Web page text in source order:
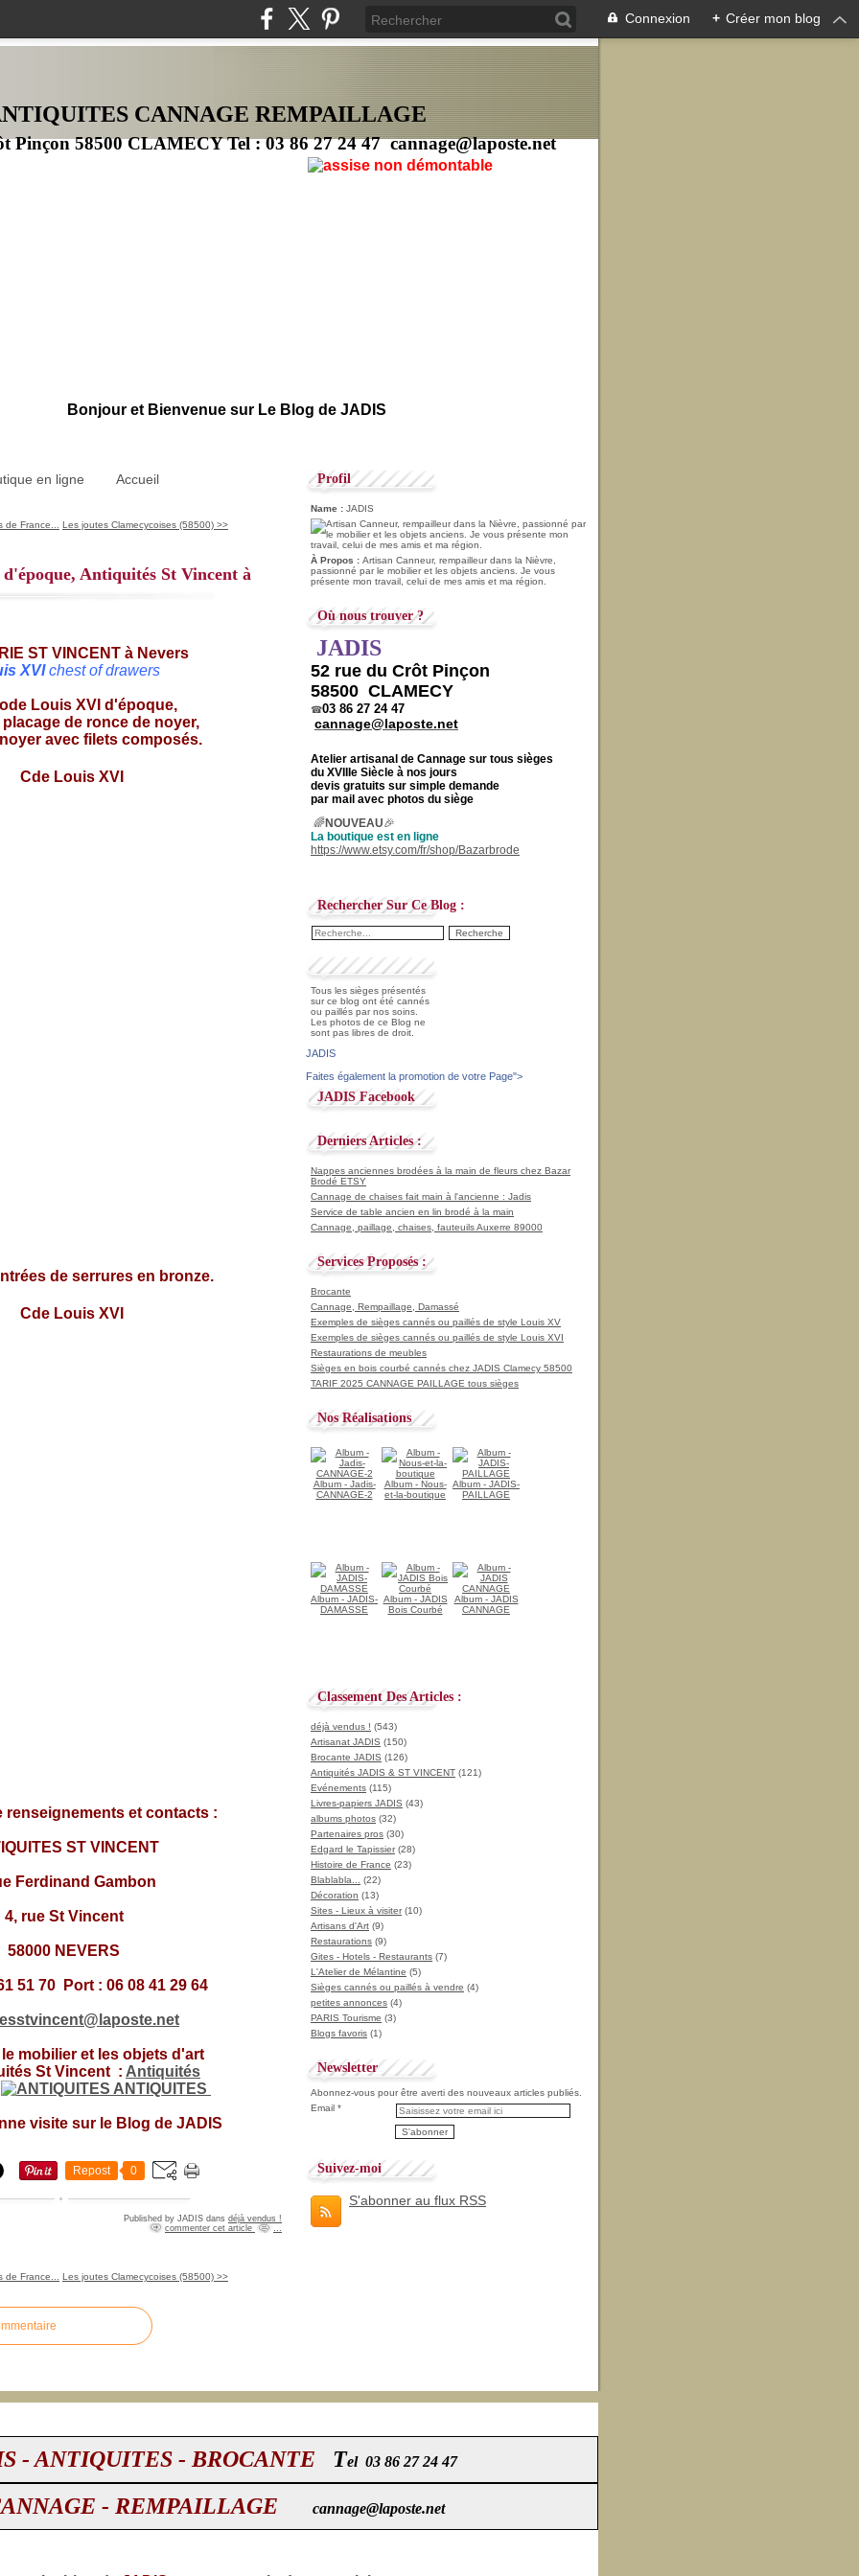
Connexion + Créer mon blog
CANNAGE REMPAILLAGE
Pinçon 58500 CLAMECY Tel : 03 86 27 24 47 cannage@laposte.net
Bonjour et Bienvenue sur Le Blog de JADIS
en ligne Accueil
de France...
Les joutes Clamecycoises (58500) >>
Antiquités St Vincent à
XVIchest of drawers
Louis XVI d'époque,
de ronce de noyer,
avec filets composés.
de serrures en bronze.
renseignements et contacts :
ST VINCENT
Ferdinand Gambon
4, rue St Vincent
58000 NEVERS
51 70 Port : 06 08 41 29 64
le mobilier et les objets d'art
St Vincent : Antiquités
ANTIQUITES
visite sur le Blog de JADIS
Repost 0
Published by JADIS dans déjà vendus !
commenter cet article
de France... Les joutes Clamecycoises (58500) >>
Profil
Name : JADIS
À Propos : Artisan Canneur, rempailleur dans la Nièvre,
passionné par le mobilier et les objets anciens. Je vous
présente mon travail, celui de mes amis et ma région.
Où nous trouver ?
JADIS
52 rue du Crôt Pinçon
58500 CLAMECY
☎03 86 27 24 47
cannage@laposte.net
Atelier artisanal de Cannage sur tous sièges
du XVIIIe Siècle à nos jours
devis gratuits sur simple demande
par mail avec photos du siège
🌈NOUVEAU🎉
La boutique est en ligne
https://www.etsy.com/fr/shop/Bazarbrode
Rechercher Sur Ce Blog :
Tous les sièges présentés
sur ce blog ont été cannés
ou paillés par nos soins.
Les photos de ce Blog ne
sont pas libres de droit.
JADIS
Faites également la promotion de votre Page">
JADIS Facebook
Derniers Articles :
Nappes anciennes brodées à la main de fleurs chez Bazar
Brodé ETSY
Cannage de chaises fait main à l'ancienne : Jadis
Service de table ancien en lin brodé à la main
Cannage, paillage, chaises, fauteuils Auxerre 89000
Services Proposés :
Brocante
Cannage, Rempaillage, Damassé
Exemples de sièges cannés ou paillés de style Louis XV
Exemples de sièges cannés ou paillés de style Louis XVI
Restaurations de meubles
Sièges en bois courbé cannés chez JADIS Clamecy 58500
TARIF 2025 CANNAGE PAILLAGE tous sièges
Nos Réalisations
Album - Jadis-
CANNAGE-2
Album - Nous-
et-la-boutique
Album - JADIS-
PAILLAGE
Album - JADIS-
DAMASSE
Album - JADIS
Bois Courbé
Album - JADIS
CANNAGE
Classement Des Articles :
déjà vendus ! (543)
Artisanat JADIS (150)
Brocante JADIS (126)
Antiquités JADIS & ST VINCENT (121)
Evénements (115)
Livres-papiers JADIS (43)
albums photos (32)
Partenaires pros (30)
Edgard le Tapissier(28)
Histoire de France (23)
Blablabla...
(22)
Décoration (13)
Sites - Lieux à visiter(10)
Artisans d'Art (9)
Restaurations (9)
Gites - Hotels - Restaurants (7)
L'Atelier de Mélantine (5)
Sièges cannés ou paillés à vendre (4)
petites annonces (4)
PARIS Tourisme (3)
Blogs favoris (1)
Newsletter
Abonnez-vous pour être averti des nouveaux articles publiés.
Email
Suivez-moi
S'abonner au flux RSS
- ANTIQUITES - BROCANTE Tel 03 86 27 24 47
- REMPAILLAGE cannage@laposte.net